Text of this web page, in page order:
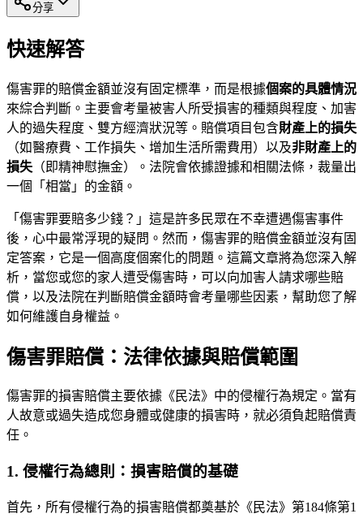
分享
快速解答
傷害罪的賠償金額並沒有固定標準，而是根據個案的具體情況
來綜合判斷。主要會考量被害人所受損害的種類與程度、加害
人的過失程度、雙方經濟狀況等。賠償項目包含財產上的損失
（如醫療費、工作損失、增加生活所需費用）以及非財產上的
損失 （即精神慰撫金）。法院會依據證據和相關法條，裁量出
一個「相當」的金額。
「傷害罪要賠多少錢？」這是許多民眾在不幸遭遇傷害事件
後，心中最常浮現的疑問。然而，傷害罪的賠償金額並沒有固
定答案，它是一個高度個案化的問題。這篇文章將為您深入解
析，當您或您的家人遭受傷害時，可以向加害人請求哪些賠
償，以及法院在判斷賠償金額時會考量哪些因素，幫助您了解
如何維護自身權益。
傷害罪賠償：法律依據與賠償範圍
傷害罪的損害賠償主要依據《民法》中的侵權行為規定。當有
人故意或過失造成您身體或健康的損害時，就必須負起賠償責
任。
1. 侵權行為總則：損害賠償的基礎
首先，所有侵權行為的損害賠償都奠基於《民法》第184條第1